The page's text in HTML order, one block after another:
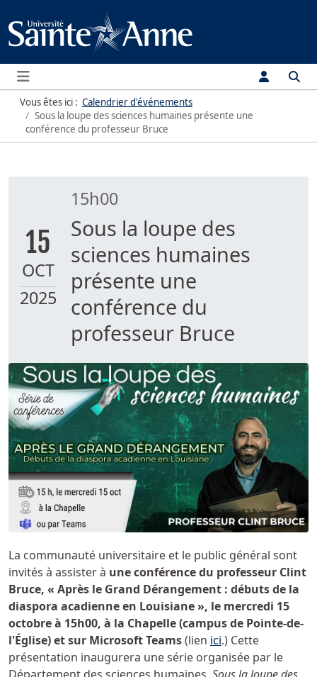
Menu
Vous êtes ici : Calendrier d'événements
Sous la loupe des sciences humaines présente une
conférence du professeur Bruce
15
OCT
2025
15h00
Sous la loupe des
sciences humaines
présente une
conférence du
professeur Bruce
La communauté universitaire et le public général sont
invités à assister à une conférence du professeur Clint
Bruce, « Après le Grand Dérangement : débuts de la
diaspora acadienne en Louisiane », le mercredi 15
octobre à 15h00, à la Chapelle (campus de Pointe-de-
l'Église) et sur Microsoft Teams(lien ici.) Cette
présentation inaugurera une série organisée par le
Département des sciences humaines, Sous la loupe des